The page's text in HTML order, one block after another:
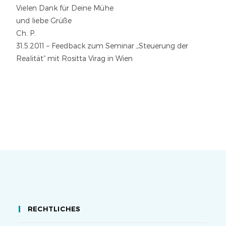
Vielen Dank für Deine Mühe
und liebe Grüße
Ch. P.
31.5.2011 – Feedback zum Seminar „Steuerung der
Realität“ mit Rositta Virag in Wien
RECHTLICHES